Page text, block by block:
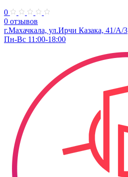
0
0 отзывов
г.Махачкала, ​ул.Ирчи Казака, 41/А/3
Пн-Вс 11:00-18:00